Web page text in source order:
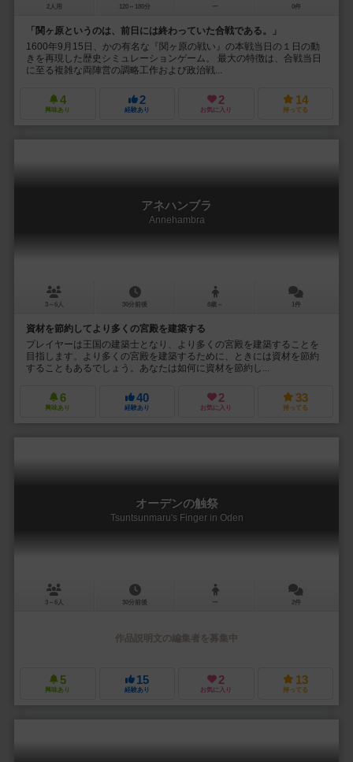
2人用 120～180分 ー 0件
「関ヶ原というのは、前日には終わっていた合戦である。」
1600年9月15日、かの有名な『関ヶ原の戦い』の本戦当日の１日の動
きを再現した歴史シミュレーションゲーム。 最大の特徴は、合戦当日
に至る複雑な両陣営の調略工作および政治戦...
4
興味あり
2
経験あり
2
お気に入り
14
持ってる
アネハンブラ
Annehambra
3～6人 30分前後 8歳～ 1件
資材を節約してより多くの宮殿を建築する
プレイヤーは王国の建築士となり、より多くの宮殿を建築することを
目指します。より多くの宮殿を建築するために、ときには資材を節約
することもあるでしょう。あなたは如何に資材を節約し...
6
興味あり
40
経験あり
2
お気に入り
33
持ってる
オーデンの触祭
Tsuntsunmaru's Finger in Oden
3～6人 30分前後 ー 2件
作品説明文の編集者を募集中
5
興味あり
15
経験あり
2
お気に入り
13
持ってる